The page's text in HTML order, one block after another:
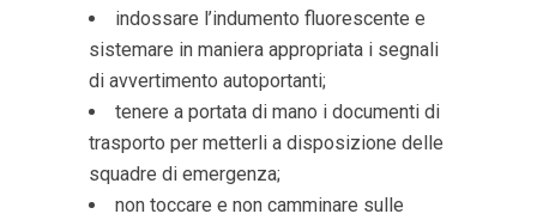
indossare l’indumento fluorescente e
sistemare in maniera appropriata i segnali
di avvertimento autoportanti;
tenere a portata di mano i documenti di
trasporto per metterli a disposizione delle
squadre di emergenza;
non toccare e non camminare sulle